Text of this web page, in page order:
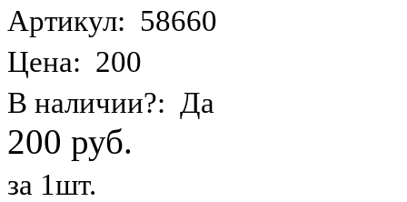
Артикул: 58660
Цена: 200
В наличии?: Да
200 руб.
за 1шт.